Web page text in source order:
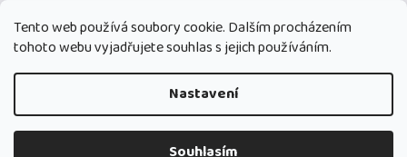
Tento web používá soubory cookie. Dalším procházením
tohoto webu vyjadřujete souhlas s jejich používáním.
Nastavení
Souhlasím
Copyright 2026Paruky Jilly Lenau s.r.o.. Všechna práva vyhrazena.